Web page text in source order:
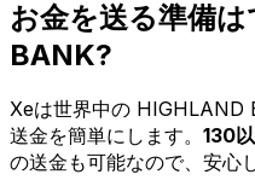
お金を送る準備
BANK?
Xeは世界中の HIGHLAND
送金を簡単にします。 130
の送金も可能なので、安心